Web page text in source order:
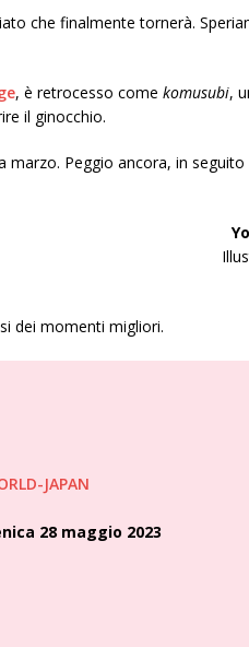
che finalmente tornerà.
, è retrocesso come komusubi,
il ginocchio.
marzo. Peggio ancora, in
dei momenti migliori.
JAPAN
28 maggio 2023